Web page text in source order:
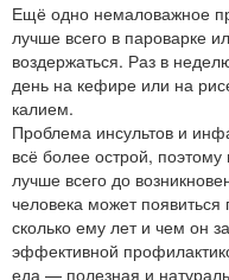
Ещё одно немаловажное
лучше всего в пароварке
воздержаться. Раз в
день на кефире или на
калием.
Проблема инсультов и
всё более острой,
лучше всего до
человека может появиться
сколько ему лет и чем он
эффективной
еда — полезная и